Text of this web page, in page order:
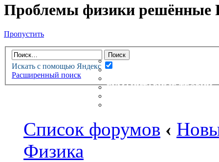
Проблемы физики
Пропустить
Искать с помощью Яндекс
Расширенный поиск
НОВАЯ ТЕОРИЯФОРУМ
НОВЫЕ СООБЩЕНИЯ
НЕПРОЧИТАННЫЕ
ГУМАНИТАРНЫЕ ТЕОРИИ
Список форумов ‹
Физика